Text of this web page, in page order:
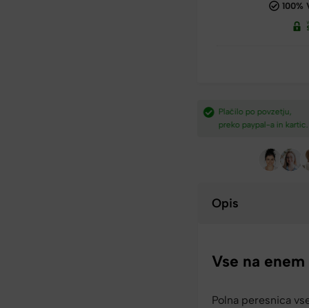
100%
Hitra dostava iz
v 2-4 dneh.​
Opis
Vse na
Polna peresnica